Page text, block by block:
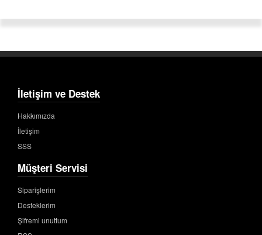
İletişim ve Destek
Hakkımızda
İletişim
SSS
Müşteri Servisi
Siparişlerim
Desteklerim
Şifremi unuttum